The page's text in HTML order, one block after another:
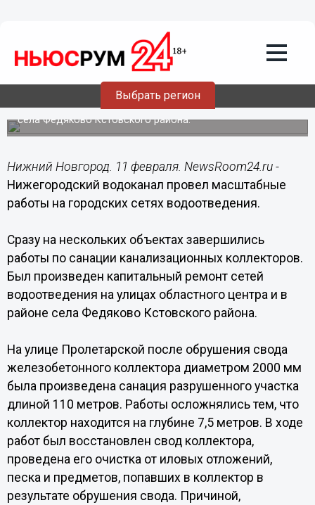
Выбрать регион
Нижегородский водоканал завершил
капитальный ремонт трех
канализационных коллекторов
Был произведен капитальный ремонт сетей
водоотведения на улицах областного центра и в районе
села Федяково Кстовского района.
Нижний Новгород. 11 февраля. NewsRoom24.ru -
Нижегородский водоканал провел масштабные
работы на городских сетях водоотведения.
Сразу на нескольких объектах завершились
работы по санации канализационных коллекторов.
Был произведен капитальный ремонт сетей
водоотведения на улицах областного центра и в
районе села Федяково Кстовского района.
На улице Пролетарской после обрушения свода
железобетонного коллектора диаметром 2000 мм
была произведена санация разрушенного участка
длиной 110 метров. Работы осложнялись тем, что
коллектор находится на глубине 7,5 метров. В ходе
работ был восстановлен свод коллектора,
проведена его очистка от иловых отложений,
песка и предметов, попавших в коллектор в
результате обрушения свода. Причиной,